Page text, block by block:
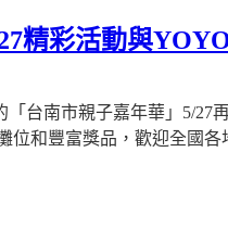
精彩活動與
台南市親子嘉年華」 5/27
和豐富獎品，歡迎全國各